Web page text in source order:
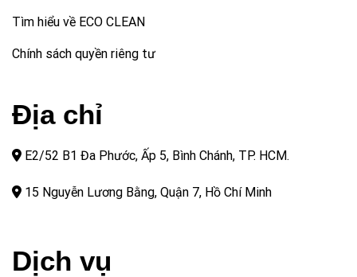
Tìm hiểu về ECO CLEAN
Chính sách quyền riêng tư
Địa chỉ
E2/52 B1 Đa Phước, Ấp 5, Bình Chánh, TP. HCM.
15 Nguyễn Lương Bằng, Quận 7, Hồ Chí Minh
Dịch vụ